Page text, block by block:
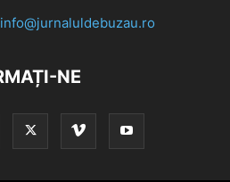
info@jurnaluldebuzau.ro
NE